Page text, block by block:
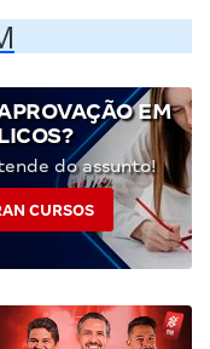
EM
do assunto!
CURSOS